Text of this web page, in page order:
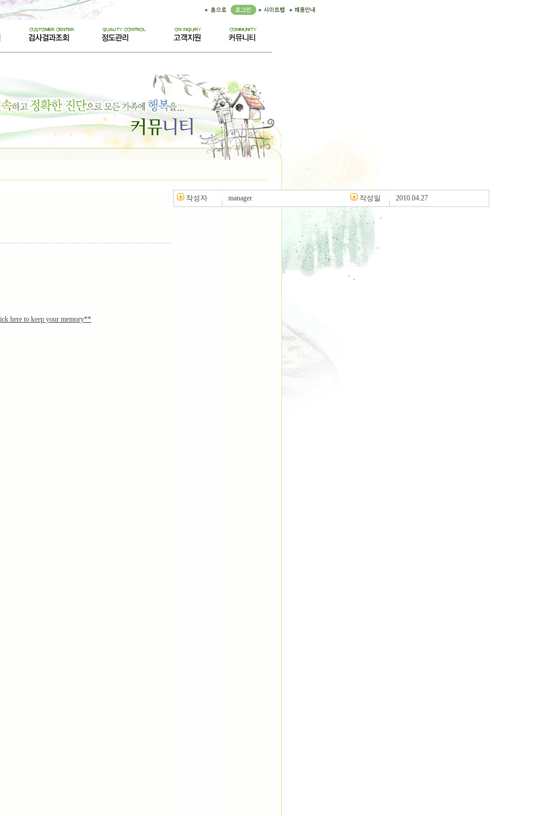
작성자 manager 작성일 2010.04.27
here to keep your memory**